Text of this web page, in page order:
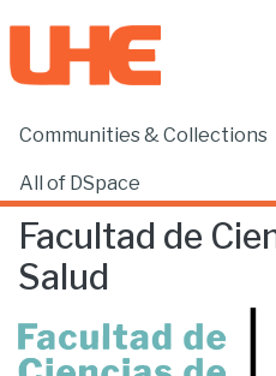
Communities & Collections
All of DSpace
Home
Facultad de
Salud